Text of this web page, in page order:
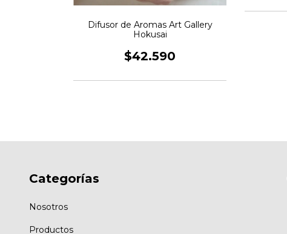
Difusor de Aromas Art Gallery
Hokusai
$42.590
Categorías
Nosotros
Productos